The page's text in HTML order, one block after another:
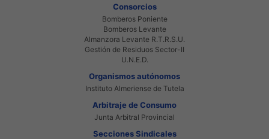
Consorcios
Bomberos Poniente
Bomberos Levante
Almanzora Levante R.T.R.S.U.
Gestión de Residuos Sector-II
U.N.E.D.
Organismos autónomos
Instituto Almeriense de Tutela
Arbitraje de Consumo
Junta Arbitral Provincial
Secciones Sindicales